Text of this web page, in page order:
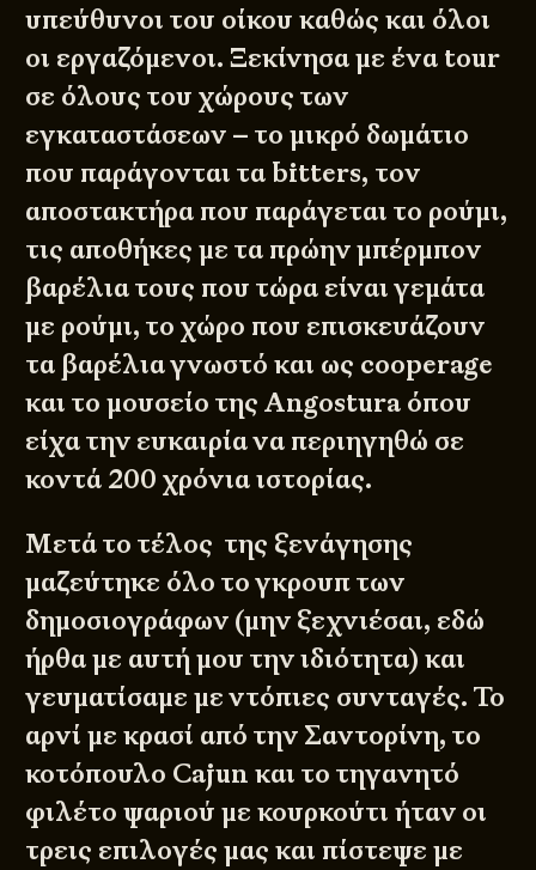
υπεύθυνοι του οίκου καθώς και όλοι
οι εργαζόμενοι. Ξεκίνησα με ένα tour
σε όλους του χώρους των
εγκαταστάσεων – το μικρό δωμάτιο
που παράγονται τα bitters, τον
αποστακτήρα που παράγεται το ρούμι,
τις αποθήκες με τα πρώην μπέρμπον
βαρέλια τους που τώρα είναι γεμάτα
με ρούμι, το χώρο που επισκευάζουν
τα βαρέλια γνωστό και ως cooperage
και το μουσείο της Angostura όπου
είχα την ευκαιρία να περιηγηθώ σε
κοντά 200 χρόνια ιστορίας.
Μετά το τέλος της ξενάγησης
μαζεύτηκε όλο το γκρουπ των
δημοσιογράφων (μην ξεχνιέσαι, εδώ
ήρθα με αυτή μου την ιδιότητα) και
γευματίσαμε με ντόπιες συνταγές. Το
αρνί με κρασί από την Σαντορίνη, το
κοτόπουλο Cajun και το τηγανητό
φιλέτο ψαριού με κουρκούτι ήταν οι
τρεις επιλογές μας και πίστεψε με